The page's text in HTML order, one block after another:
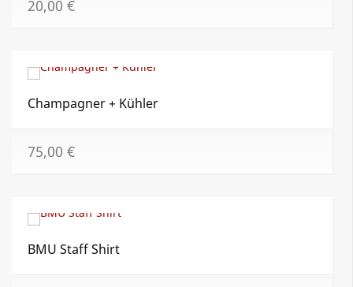
20,00 €
Champagner + Kühler
75,00 €
BMU Staff Shirt